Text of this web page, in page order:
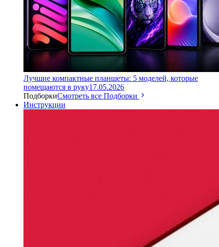
Лучшие компактные планшеты: 5 моделей, которые
помещаются в руку17.05.2026
ПодборкиСмотреть все Подборки
Инструкции